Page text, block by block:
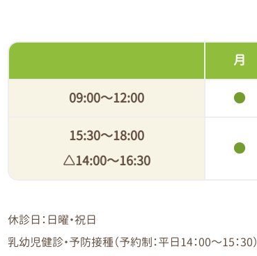
月
09:00〜12:00 ●
15:30〜18:00
△14:00〜16:30
●
休診日：日曜・祝日
乳幼児健診・予防接種（予約制：平日14：00～15：30）